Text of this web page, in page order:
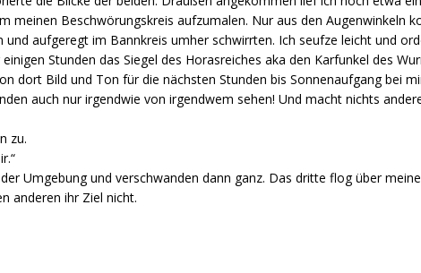
meinen Beschwörungskreis aufzumalen. Nur aus den Augenwinkeln
aufgeregt im Bannkreis umher schwirrten. Ich seufze leicht und
Stunden das Siegel des Horasreiches aka den Karfunkel des
dort Bild und Ton für die nächsten Stunden bis Sonnenaufgang bei
auch nur irgendwie von irgendwem sehen! Und macht nichts
zu.
Umgebung und verschwanden dann ganz. Das dritte flog über
anderen ihr Ziel nicht.